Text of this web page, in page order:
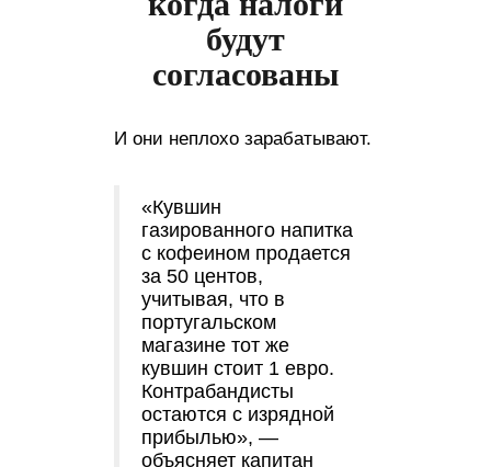
будут
согласованы
И они неплохо зарабатывают.
«Кувшин
газированного напитка
с кофеином продается
за 50 центов,
учитывая, что в
португальском
магазине тот же
кувшин стоит 1 евро.
Контрабандисты
остаются с изрядной
прибылью», —
объясняет капитан